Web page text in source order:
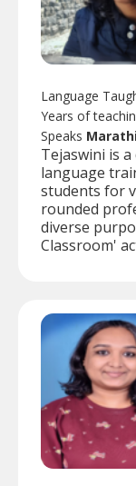
Language
Years of
Speaks
Tejaswini is
language
students for
rounded
diverse
Classroom'